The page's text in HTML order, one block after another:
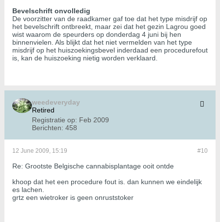
Bevelschrift onvolledig
De voorzitter van de raadkamer gaf toe dat het type misdrijf op
het bevelschrift ontbreekt, maar zei dat het gezin Lagrou goed
wist waarom de speurders op donderdag 4 juni bij hen
binnenvielen. Als blijkt dat het niet vermelden van het type
misdrijf op het huiszoekingsbevel inderdaad een procedurefout
is, kan de huiszoeking nietig worden verklaard.
weedeveryday
Retired
Registratie op: Feb 2009
Berichten: 458
#10
12 June 2009, 15:19
Re: Grootste Belgische cannabisplantage ooit ontde
khoop dat het een procedure fout is. dan kunnen we eindelijk
es lachen.
grtz een wietroker is geen onruststoker